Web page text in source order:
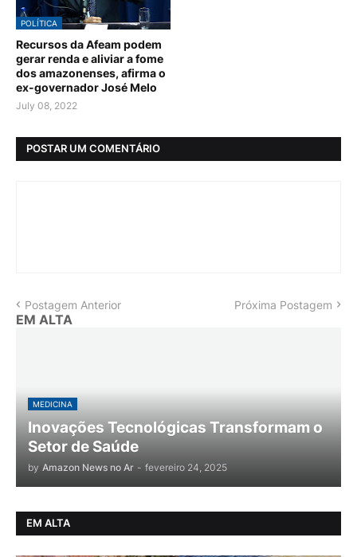
POLÍTICA
Recursos da Afeam podem
gerar renda e aliviar a fome
dos amazonenses, afirma o
ex-governador José Melo
July 08, 2022
POSTAR UM COMENTÁRIO
Postagem Anterior Próxima Postagem
EM ALTA
MEDICINA
Inovações Tecnológicas Transformam o
Setor de Saúde
by Amazon News no Ar - fevereiro 24, 2025
EM ALTA